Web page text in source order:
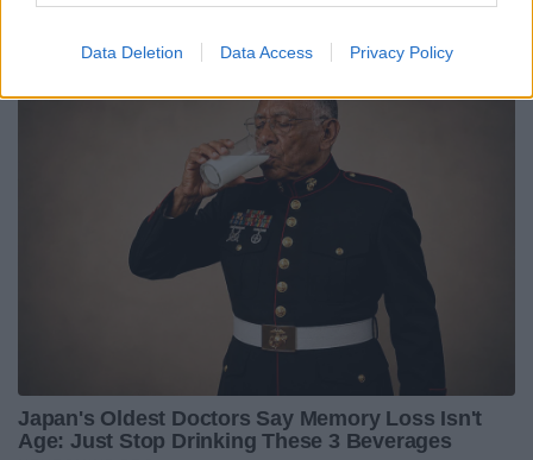
Data Deletion Data Access Privacy Policy